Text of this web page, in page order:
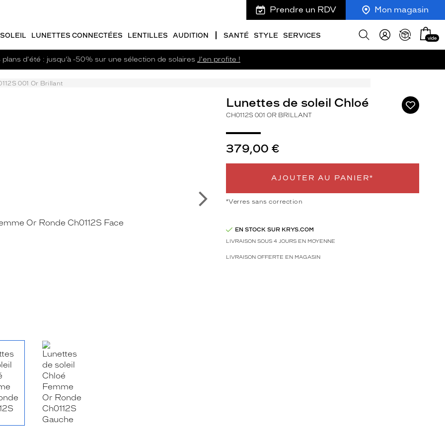
Prendre un RDV Mon magasin
LUNETTES CONNECTÉES LENTILLES AUDITION SANTÉ STYLE SERVICES
Afficher
Mon
panier
vide
plans d'été : jusqu’à -50% sur une sélection de solaires J'en profite !
001 Or Brillant
Ajouter
à
Suivant
Lunettes de soleil Chloé
CH0112S 001 OR BRILLANT
379,00 €
AJOUTER AU PANIER*
*Verres sans correction
EN STOCK SUR KRYS.COM
LIVRAISON SOUS 4 JOURS EN MOYENNE
LIVRAISON OFFERTE EN MAGASIN